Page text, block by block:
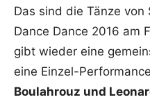
Das sind die Tänze von
Dance Dance 2016 am
gibt wieder eine
eine Einzel-
Boulahrouz und